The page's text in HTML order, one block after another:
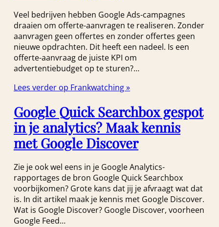
Veel bedrijven hebben Google Ads-campagnes
draaien om offerte-aanvragen te realiseren. Zonder
aanvragen geen offertes en zonder offertes geen
nieuwe opdrachten. Dit heeft een nadeel. Is een
offerte-aanvraag de juiste KPI om
advertentiebudget op te sturen?…
Lees verder op Frankwatching »
Google Quick Searchbox gespot
in je analytics? Maak kennis
met Google Discover
Zie je ook wel eens in je Google Analytics-
rapportages de bron Google Quick Searchbox
voorbijkomen? Grote kans dat jij je afvraagt wat dat
is. In dit artikel maak je kennis met Google Discover.
Wat is Google Discover? Google Discover, voorheen
Google Feed…